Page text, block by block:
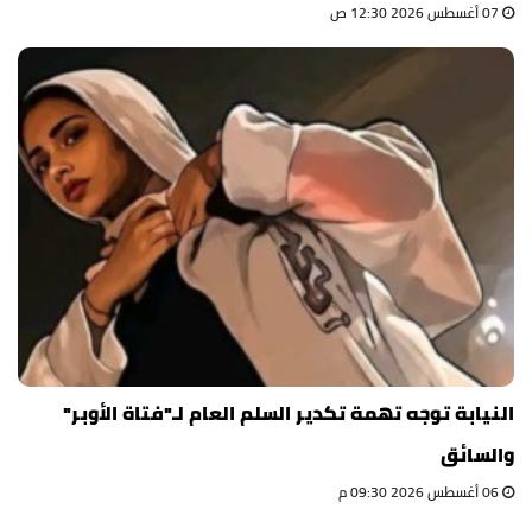
النيابة توجه تهمة تكدير السلم العام لـ"فتاة الأوبر"
والسائق